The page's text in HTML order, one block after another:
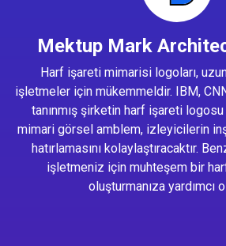
Mektup Mark
Harf işareti mimarisi logoları,
işletmeler için mükemmeldir. IBM,
tanınmış şirketin harf işareti
mimari görsel amblem, izleyicilerin
hatırlamasını kolaylaştıracaktır.
işletmeniz için muhteşem bir
oluşturmanıza yardımcı